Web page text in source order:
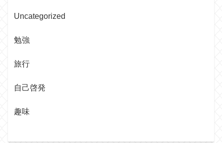
Uncategorized
勉強
旅行
自己啓発
趣味